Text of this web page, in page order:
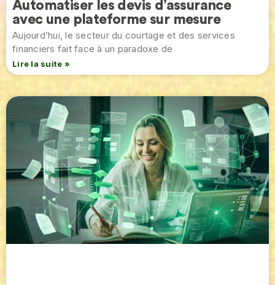
Automatiser les devis d’assurance
avec une plateforme sur mesure
Aujourd’hui, le secteur du courtage et des services
financiers fait face à un paradoxe de
Lire la suite »